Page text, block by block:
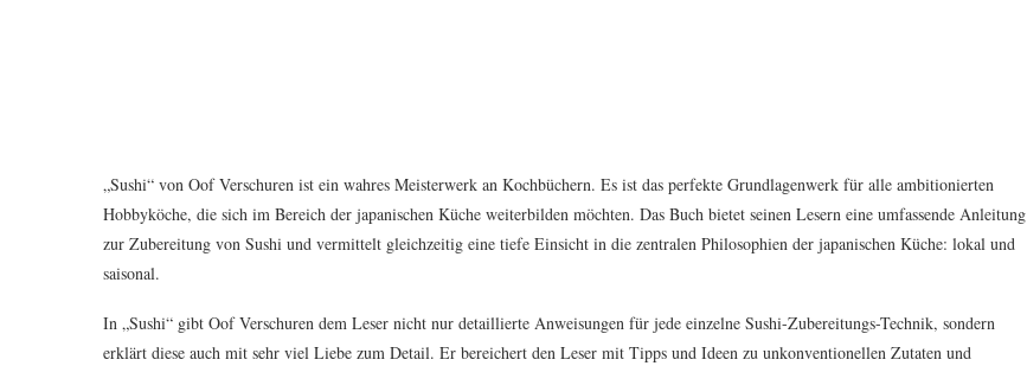
„Sushi“ von Oof Verschuren ist ein wahres Meisterwerk an Kochbüchern. Es ist das perfekte Grundlagenwerk für alle ambitionierten
Hobbyköche, die sich im Bereich der japanischen Küche weiterbilden möchten. Das Buch bietet seinen Lesern eine umfassende Anleitung
zur Zubereitung von Sushi und vermittelt gleichzeitig eine tiefe Einsicht in die zentralen Philosophien der japanischen Küche: lokal und
saisonal.
In „Sushi“ gibt Oof Verschuren dem Leser nicht nur detaillierte Anweisungen für jede einzelne Sushi-Zubereitungs-Technik, sondern
erklärt diese auch mit sehr viel Liebe zum Detail. Er bereichert den Leser mit Tipps und Ideen zu unkonventionellen Zutaten und